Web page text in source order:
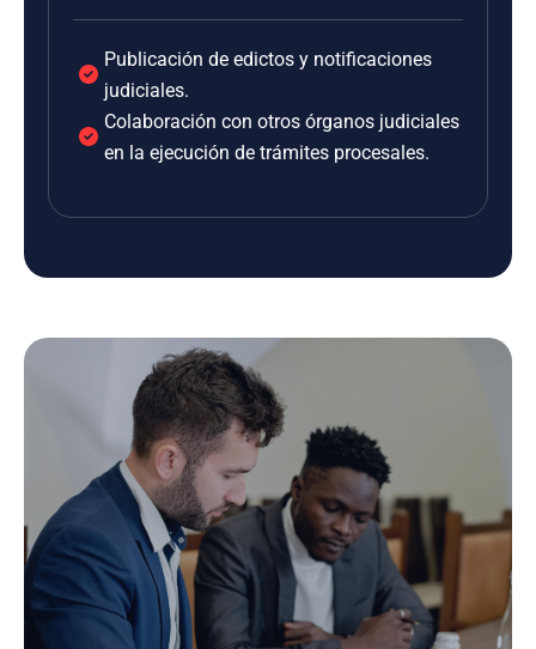
Publicación de edictos y notificaciones
judiciales.
Colaboración con otros órganos judiciales
en la ejecución de trámites procesales.